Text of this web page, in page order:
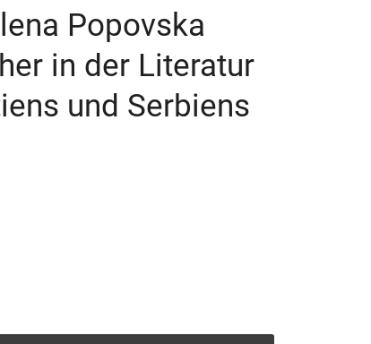
Popovska
in der Literatur
und Serbiens